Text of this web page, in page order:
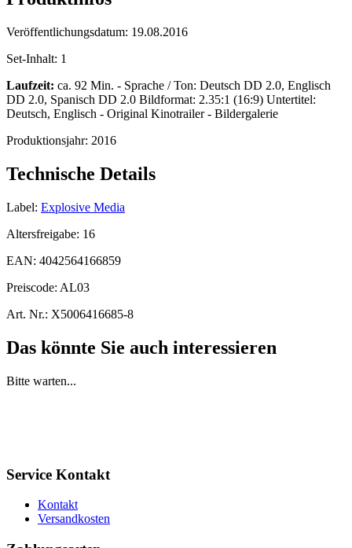
Veröffentlichungsdatum: 19.08.2016
Set-Inhalt: 1
Laufzeit: ca. 92 Min. - Sprache / Ton: Deutsch DD 2.0, Englisch
DD 2.0, Spanisch DD 2.0 Bildformat: 2.35:1 (16:9) Untertitel:
Deutsch, Englisch - Original Kinotrailer - Bildergalerie
Produktionsjahr: 2016
Technische Details
Label: Explosive Media
Altersfreigabe: 16
EAN: 4042564166859
Preiscode: AL03
Art. Nr.: X5006416685-8
Das könnte Sie auch interessieren
Bitte warten...
Service Kontakt
Kontakt
Versandkosten